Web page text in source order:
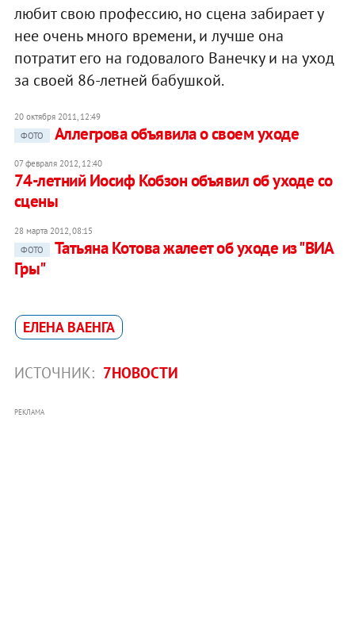
любит свою профессию, но сцена забирает у
нее очень много времени, и лучше она
потратит его на годовалого Ванечку и на уход
за своей 86-летней бабушкой.
20 октября 2011, 12:49
ФОТО
Аллегрова объявила о своем уходе
07 февраля 2012, 12:40
74-летний Иосиф Кобзон объявил об уходе со
сцены
28 марта 2012, 08:15
ФОТО
Татьяна Котова жалеет об уходе из "ВИА
Гры"
ЕЛЕНА ВАЕНГА
ИСТОЧНИК: 7НОВОСТИ
РЕКЛАМА